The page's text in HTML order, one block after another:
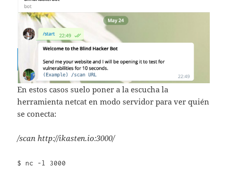
En estos casos suelo poner a la escucha la
herramienta netcat en modo servidor para ver quién
se conecta:
/scan http://ikasten.io:3000/
$ nc -l 3000